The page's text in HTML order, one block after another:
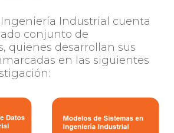
Ingeniería Industrial cuenta
conjunto de
quienes desarrollan sus
en las siguientes